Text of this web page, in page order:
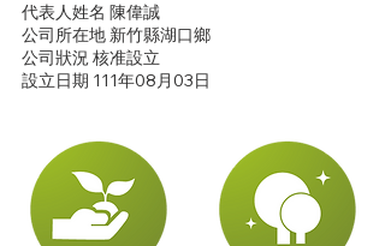
代表人姓名 陳偉誠
公司所在地 新竹縣湖口鄉
公司狀況 核准設立
設立日期 111年08月03日